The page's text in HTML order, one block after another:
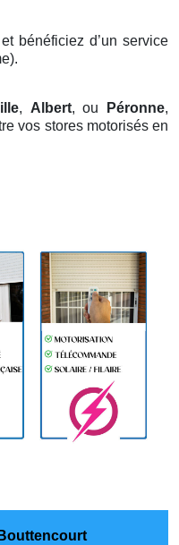
et bénéficiez d’un service
, Albert, ou Péronne,
vos stores motorisés en